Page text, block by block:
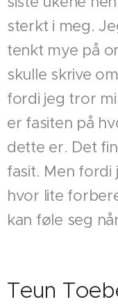
sterkt i meg.
tenkt mye på
skulle skrive
fordi jeg tror
er fasiten på
dette er. Det
fasit. Men fordi
hvor lite
kan føle seg
Teun